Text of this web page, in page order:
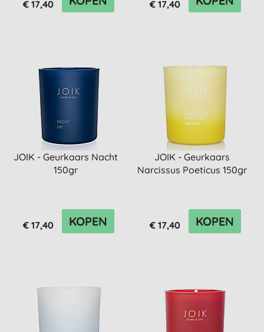
€ 17,40 € 17,40
JOIK - Geurkaars Nacht
150gr
€ 17,40 KOPEN
JOIK - Geurkaars
Narcissus Poeticus 150gr
€ 17,40 KOPEN